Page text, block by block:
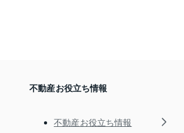
不動産お役立ち情報
不動産お役立ち情報